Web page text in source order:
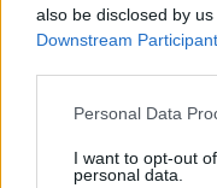
also be disclosed by
Downstream
Personal Data
I want to opt-out
personal data.
Fortalecimiento
hospitalizados